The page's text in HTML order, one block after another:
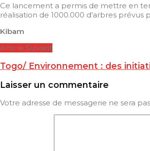
Ce lancement a permis de mettre en
réalisation de 1000.000 d’arbres
Kibam
Article Suivant
Togo/ Environnement : des
Laisser un commentaire
Votre adresse de messagerie ne sera